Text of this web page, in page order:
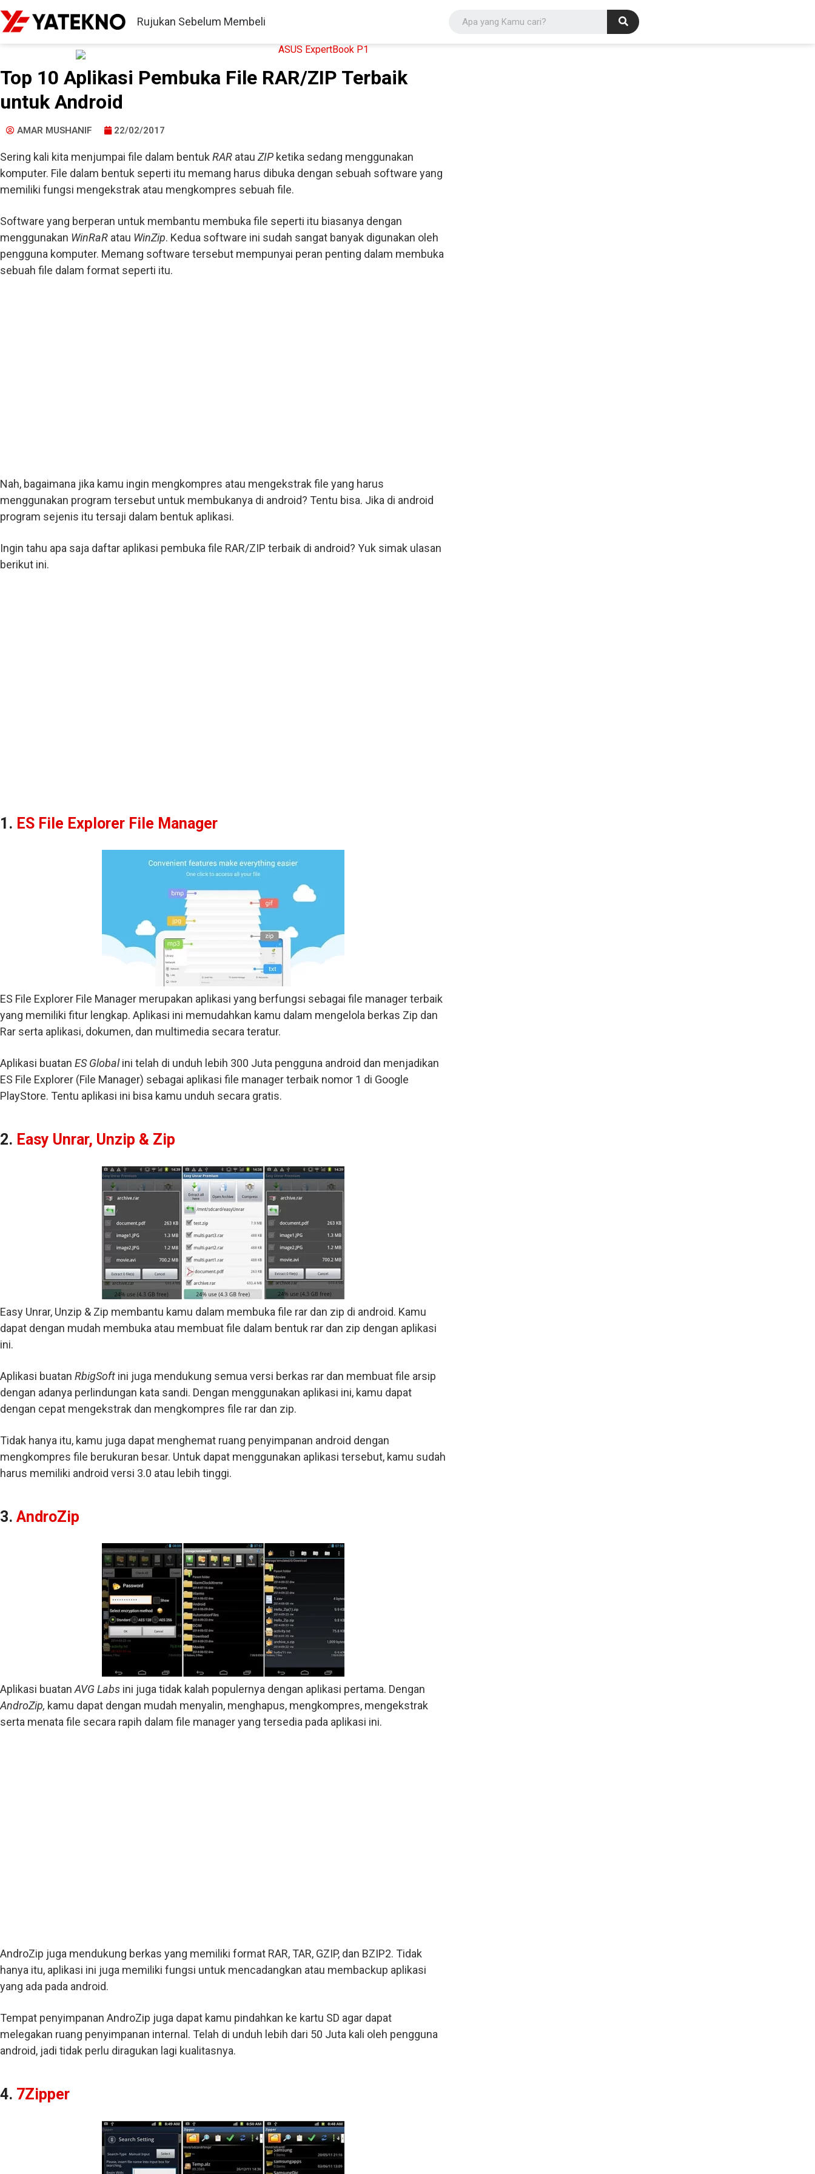
Rujukan Sebelum Membeli
Top 10 Aplikasi Pembuka File RAR/ZIP Terbaik
untuk Android
AMAR MUSHANIF 22/02/2017
Sering kali kita menjumpai file dalam bentuk RAR atau ZIP ketika sedang menggunakan
komputer. File dalam bentuk seperti itu memang harus dibuka dengan sebuah software yang
memiliki fungsi mengekstrak atau mengkompres sebuah file.
Software yang berperan untuk membantu membuka file seperti itu biasanya dengan
menggunakan WinRaR atau WinZip. Kedua software ini sudah sangat banyak digunakan oleh
pengguna komputer. Memang software tersebut mempunyai peran penting dalam membuka
sebuah file dalam format seperti itu.
Nah, bagaimana jika kamu ingin mengkompres atau mengekstrak file yang harus
menggunakan program tersebut untuk membukanya di android? Tentu bisa. Jika di android
program sejenis itu tersaji dalam bentuk aplikasi.
Ingin tahu apa saja daftar aplikasi pembuka file RAR/ZIP terbaik di android? Yuk simak ulasan
berikut ini.
1. ES File Explorer File Manager
ES File Explorer File Manager merupakan aplikasi yang berfungsi sebagai file manager terbaik
yang memiliki fitur lengkap. Aplikasi ini memudahkan kamu dalam mengelola berkas Zip dan
Rar serta aplikasi, dokumen, dan multimedia secara teratur.
Aplikasi buatan ES Globalini telah di unduh lebih 300 Juta pengguna android dan menjadikan
ES File Explorer (File Manager) sebagai aplikasi file manager terbaik nomor 1 di Google
PlayStore. Tentu aplikasi ini bisa kamu unduh secara gratis.
2. Easy Unrar, Unzip & Zip
Easy Unrar, Unzip & Zip membantu kamu dalam membuka file rar dan zip di android. Kamu
dapat dengan mudah membuka atau membuat file dalam bentuk rar dan zip dengan aplikasi
ini.
Aplikasi buatan RbigSoft ini juga mendukung semua versi berkas rar dan membuat file arsip
dengan adanya perlindungan kata sandi. Dengan menggunakan aplikasi ini, kamu dapat
dengan cepat mengekstrak dan mengkompres file rar dan zip.
Tidak hanya itu, kamu juga dapat menghemat ruang penyimpanan android dengan
mengkompres file berukuran besar. Untuk dapat menggunakan aplikasi tersebut, kamu sudah
harus memiliki android versi 3.0 atau lebih tinggi.
3. AndroZip
Aplikasi buatan AVG Labs ini juga tidak kalah populernya dengan aplikasi pertama. Dengan
AndroZip, kamu dapat dengan mudah menyalin, menghapus, mengkompres, mengekstrak
serta menata file secara rapih dalam file manager yang tersedia pada aplikasi ini.
AndroZip juga mendukung berkas yang memiliki format RAR, TAR, GZIP, dan BZIP2. Tidak
hanya itu, aplikasi ini juga memiliki fungsi untuk mencadangkan atau membackup aplikasi
yang ada pada android.
Tempat penyimpanan AndroZip juga dapat kamu pindahkan ke kartu SD agar dapat
melegakan ruang penyimpanan internal. Telah di unduh lebih dari 50 Juta kali oleh pengguna
android, jadi tidak perlu diragukan lagi kualitasnya.
4. 7Zipper